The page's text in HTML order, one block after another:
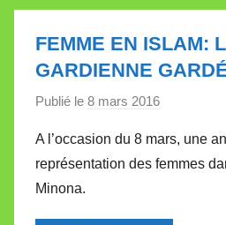
l
t
t
e
FEMME EN ISLAM:
GARDIENNE
Publié le 8 mars 2016
r
M
r
A l’occasion du 8 mars, une
représentation des femmes
Minona.